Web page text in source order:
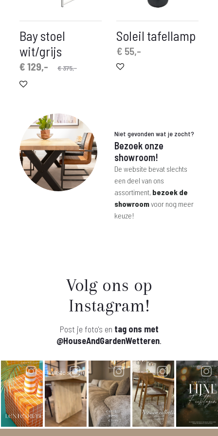
Bay stoel
wit/grijs
€375,-
€129,-
prijs
Soleil tafellamp
€ 55,-
Niet gevonden wat je zocht?
Bezoek onze
showroom!
De website bevat slechts
een deel van ons
assortiment, bezoek de
showroomvoor nog meer
keuze!
Volg ons op
Instagram!
Post je foto's en tag ons met
@HouseAndGardenWetteren.